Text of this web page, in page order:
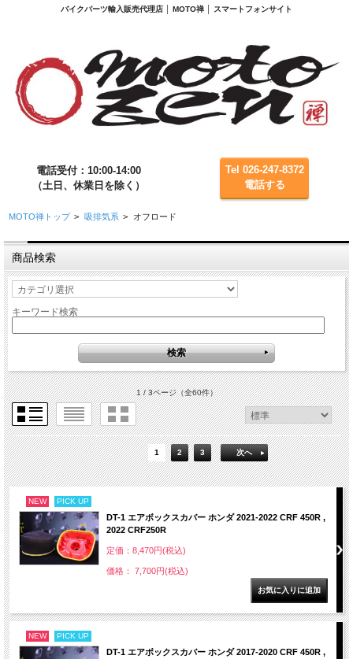
バイクパーツ輸入販売代理店 │ MOTO禅 │ スマートフォンサイト
電話受付：10:00-14:00
（土日、休業日を除く）
Tel 026-247-8372
電話する
MOTO禅トップ > 吸排気系 > オフロード
商品検索
キーワード検索
1 / 3ページ（全60件）
1 2 3 次へ
NEW PICK UP
DT-1 エアボックスカバー ホンダ 2021-2022 CRF 450R ,
2022 CRF250R
定価：8,470円(税込)
価格： 7,700円(税込)
NEW PICK UP
DT-1 エアボックスカバー ホンダ 2017-2020 CRF 450R ,